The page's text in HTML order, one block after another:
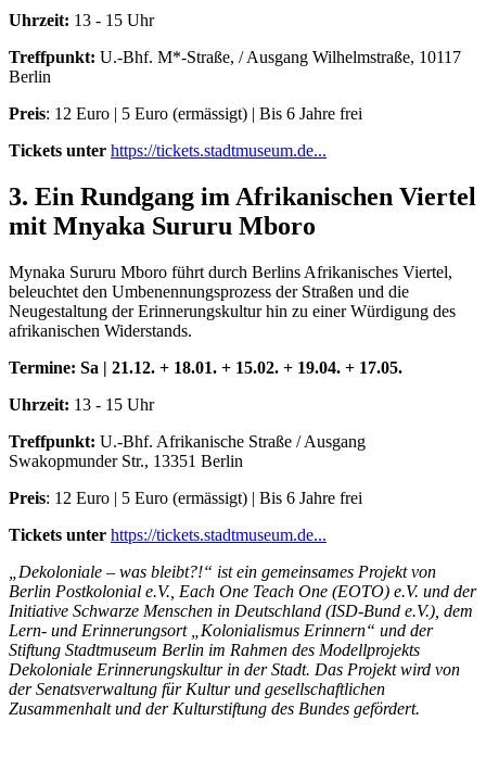
Uhrzeit: 13 - 15 Uhr
Treffpunkt: U.-Bhf. M*-Straße, / Ausgang Wilhelmstraße, 10117
Berlin
Preis: 12 Euro | 5 Euro (ermässigt) | Bis 6 Jahre frei
Tickets unter https://tickets.stadtmuseum.de...
3. Ein Rundgang im Afrikanischen Viertel
mit Mnyaka Sururu Mboro
Mynaka Sururu Mboro führt durch Berlins Afrikanisches Viertel,
beleuchtet den Umbenennungsprozess der Straßen und die
Neugestaltung der Erinnerungskultur hin zu einer Würdigung des
afrikanischen Widerstands.
Termine: Sa | 21.12. + 18.01. + 15.02. + 19.04. + 17.05.
Uhrzeit: 13 - 15 Uhr
Treffpunkt: U.-Bhf. Afrikanische Straße / Ausgang
Swakopmunder Str., 13351 Berlin
Preis: 12 Euro | 5 Euro (ermässigt) | Bis 6 Jahre frei
Tickets unter https://tickets.stadtmuseum.de...
„Dekoloniale – was bleibt?!“ ist ein gemeinsames Projekt von
Berlin Postkolonial e.V., Each One Teach One (EOTO) e.V. und der
Initiative Schwarze Menschen in Deutschland (ISD-Bund e.V.), dem
Lern- und Erinnerungsort „Kolonialismus Erinnern“ und der
Stiftung Stadtmuseum Berlin im Rahmen des Modellprojekts
Dekoloniale Erinnerungskultur in der Stadt. Das Projekt wird von
der Senatsverwaltung für Kultur und gesellschaftlichen
Zusammenhalt und der Kulturstiftung des Bundes gefördert.